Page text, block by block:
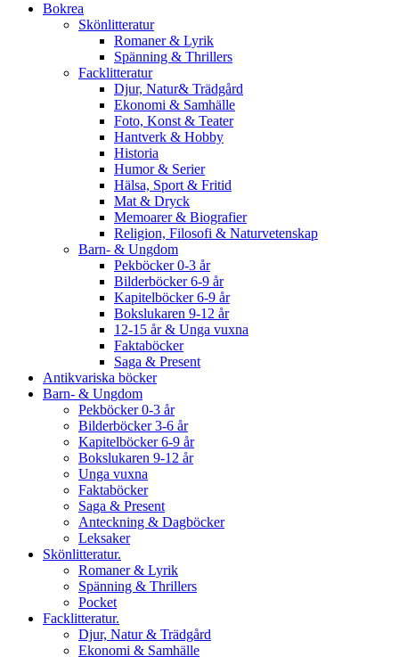
Bokrea
Skönlitteratur
Romaner & Lyrik
Spänning & Thrillers
Facklitteratur
Djur, Natur& Trädgård
Ekonomi & Samhälle
Foto, Konst & Teater
Hantverk & Hobby
Historia
Humor & Serier
Hälsa, Sport & Fritid
Mat & Dryck
Memoarer & Biografier
Religion, Filosofi & Naturvetenskap
Barn- & Ungdom
Pekböcker 0-3 år
Bilderböcker 6-9 år
Kapitelböcker 6-9 år
Bokslukaren 9-12 år
12-15 år & Unga vuxna
Faktaböcker
Saga & Present
Antikvariska böcker
Barn- & Ungdom
Pekböcker 0-3 år
Bilderböcker 3-6 år
Kapitelböcker 6-9 år
Bokslukaren 9-12 år
Unga vuxna
Faktaböcker
Saga & Present
Anteckning & Dagböcker
Leksaker
Skönlitteratur.
Romaner & Lyrik
Spänning & Thrillers
Pocket
Facklitteratur.
Djur, Natur & Trädgård
Ekonomi & Samhälle